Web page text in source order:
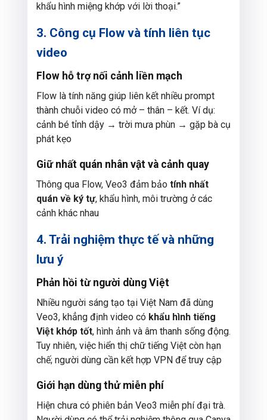
khẩu hình miệng khớp với lời thoại.”
3. Công cụ Flow và tính liên tục
video
Flow hỗ trợ nối cảnh liền mạch
Flow là tính năng giúp liên kết nhiều prompt
thành chuỗi video có mở – thân – kết. Ví dụ:
cảnh bé tỉnh dậy → trời mưa phùn → gặp bà cụ
phát kẹo
Giữ nhất quán nhân vật và cảnh quay
Thông qua Flow, Veo3 đảm bảo tính nhất
quán về ký tự, khẩu hình, môi trường ở các
cảnh khác nhau
4. Trải nghiệm thực tế và những
lưu ý
Phản hồi từ người dùng Việt
Nhiều người sáng tạo tại Việt Nam đã dùng
Veo3, khẳng định video có khẩu hình tiếng
Việt khớp tốt, hình ảnh và âm thanh sống động.
Tuy nhiên, việc hiển thị chữ tiếng Việt còn hạn
chế; người dùng cần kết hợp VPN để truy cập
Giới hạn dùng thử miễn phí
Hiện chưa có phiên bản Veo3 miễn phí đại trà.